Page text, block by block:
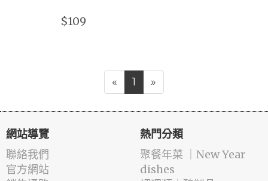
$109
« 1 »
網站導覽
聯絡我們
官方網站
熱門分類
️聚餐年菜 ｜New Year
dishes